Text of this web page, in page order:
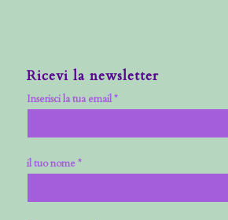
Ricevi la newsletter
Inserisci la tua email *
il tuo nome *